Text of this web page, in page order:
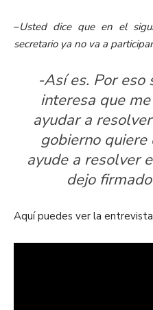
–Usted dice que en el
secretario ya no va a
-Así es. Por eso
interesa que
ayudar a
gobierno quiere
ayude a resolver
dejo
Aquí puedes ver la